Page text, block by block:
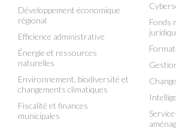
Développement économique
régional
Efficience administrative
Énergie et ressources
naturelles
Environnement, biodiversité et
changements climatiques
Fiscalité et finances
municipales
Fonds